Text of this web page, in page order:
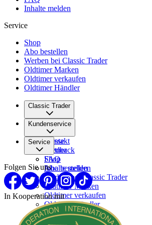
Inhalte melden
Service
Shop
Abo bestellen
Werben bei Classic Trader
Oldtimer Marken
Oldtimer verkaufen
Oldtimer Händler
Classic Trader
Über uns
Karriere
Presse
Partner
Kundenservice
Kontakt
Feedback
FAQ
Inhalte melden
Service
Shop
Abo bestellen
Werben bei Classic Trader
Oldtimer Marken
Oldtimer verkaufen
Oldtimer Händler
Folgen Sie uns
In Kooperation mit